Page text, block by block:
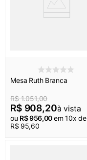
Mesa Ruth Branca
R$ 1.051,00
R$ 908,20à vista
ou R$956,00em10x de
R$ 95,60